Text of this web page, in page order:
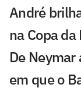
André
na Copa
De
em que o